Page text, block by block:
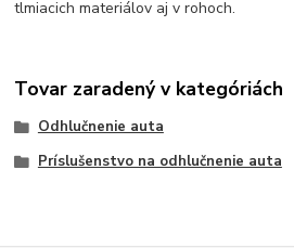
tlmiacich materiálov aj v rohoch.
Tovar zaradený v kategóriách
Odhlučnenie auta
Príslušenstvo na odhlučnenie auta